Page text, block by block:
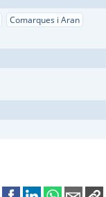
Comarques i Aran